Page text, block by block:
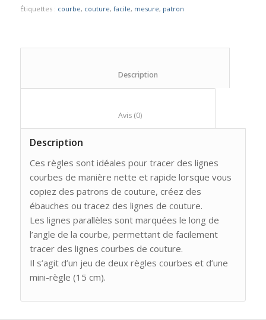
Étiquettes : courbe, couture, facile, mesure, patron
						Avis (0)
Description
Ces règles sont idéales pour tracer des lignes
courbes de manière nette et rapide lorsque vous
copiez des patrons de couture, créez des
ébauches ou tracez des lignes de couture.
Les lignes parallèles sont marquées le long de
l’angle de la courbe, permettant de facilement
tracer des lignes courbes de couture.
Il s’agit d’un jeu de deux règles courbes et d’une
mini-règle (15 cm).